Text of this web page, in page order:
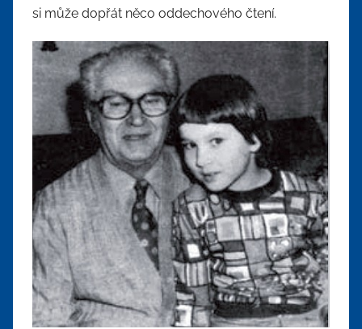
si může dopřát něco oddechového čtení.